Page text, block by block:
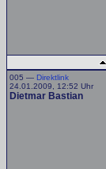
005 — Direktlink
24.01.2009, 12:52 Uhr
Dietmar Bastian